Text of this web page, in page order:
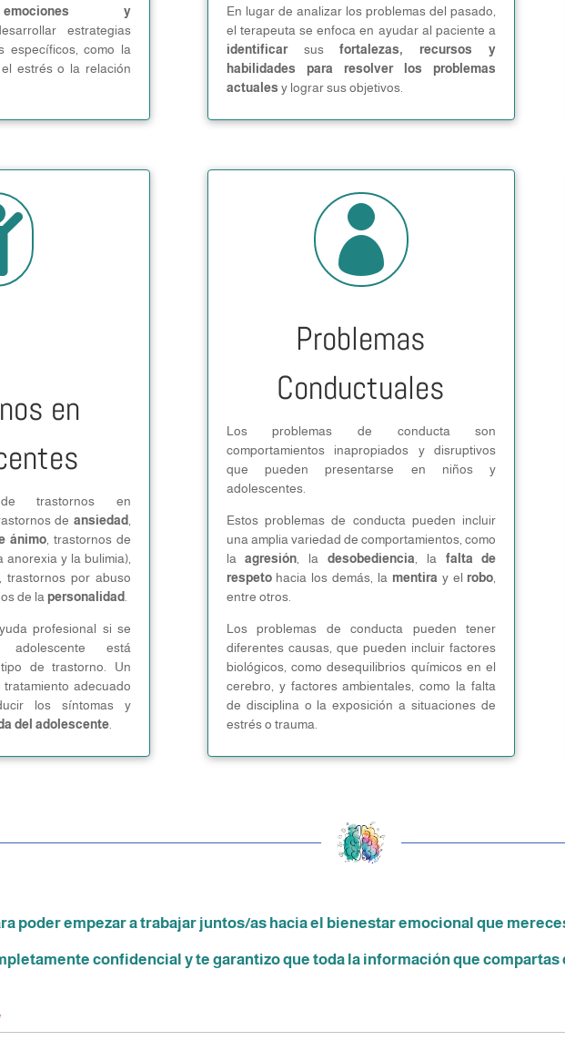
emociones y
estrategias
específicos, como la
estrés o la relación
En lugar de analizar los problemas del pasado,
el terapeuta se enfoca en ayudar al paciente a
identificarsusfortalezas, recursos y
habilidades para resolver los problemas
actuales y lograr sus objetivos.
en
trastornos en
de ansiedad
ánimo, trastornos de
anorexia y la bulimia),
, trastornos por abuso
de la personalidad
profesional si se
está
de trastorno. Un
adecuado
los síntomas y
del adolescente.

Problemas
Conductuales
Los problemas de conducta son
comportamientos inapropiados y disruptivos
que pueden presentarse en niños y
adolescentes.
Estos problemas de conducta pueden incluir
una amplia variedad de comportamientos, como
laagresión , la desobediencia , la falta de
respetohacia los demás, la mentira y el robo
entre otros.
Los problemas de conducta pueden tener
diferentes causas, que pueden incluir factores
biológicos, como desequilibrios químicos en el
cerebro, y factores ambientales, como la falta
de disciplina o la exposición a situaciones de
estrés o trauma.
poder empezar a trabajar juntos/as hacia el bienestar emocional que
confidencial y te garantizo que toda la información que